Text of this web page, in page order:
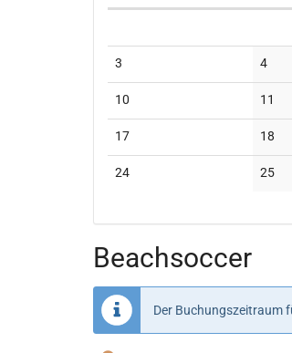
3
Veranstaltungen
4Keine
10
Veranstaltungen
11
17Keine
Veranstaltungen
18
24Keine
25
Beachsoccer
Der Buchungszeitraum